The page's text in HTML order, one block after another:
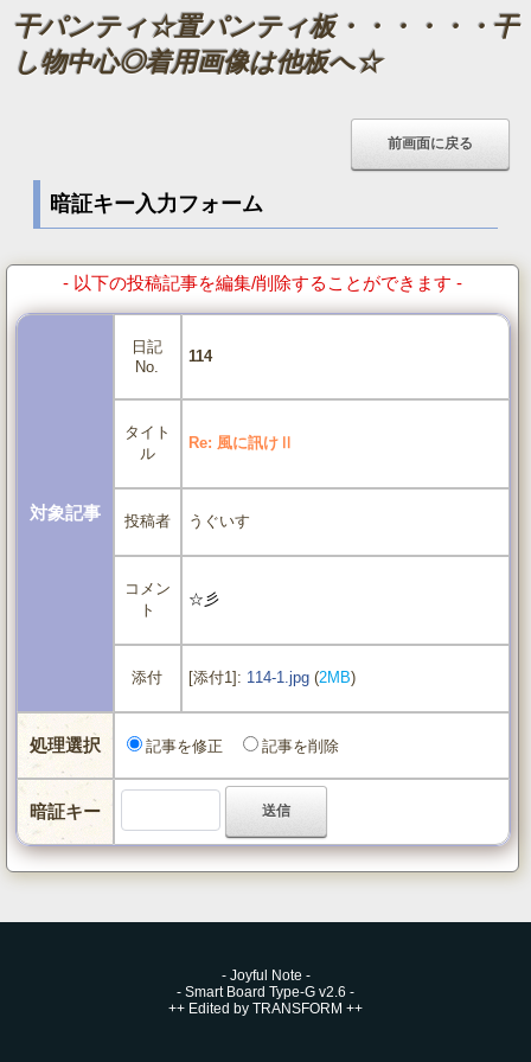
干パンティ☆置パンティ板・・・・・・干
し物中心◎着用画像は他板へ☆
暗証キー入力フォーム
- 以下の投稿記事を編集/削除することができます -
対象記事
日記
No.
114
タイト
ル
Re: 風に訊けⅡ
投稿者 うぐいす
コメン
ト
☆彡
添付 [添付1]: 114-1.jpg(2MB)
処理選択 記事を修正 記事を削除
暗証キー
- Joyful Note -
- Smart Board Type-G v2.6 -
++ Edited by TRANSFORM ++